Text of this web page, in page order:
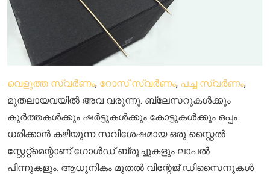
വെളുത്ത സ്വർണം, റോസ് സ്വർണം, പച്ച സ്വർണം,
മുതലായവയിൽ അവ വരുന്നു. ബ്ലേസറുകൾക്കും
കുർത്തകൾക്കും ഷർട്ടുകൾക്കും കോട്ടുകൾക്കും ഒപ്പം
ധരിക്കാൻ കഴിയുന്ന സവിശേഷമായ ഒരു സ്റ്റൈൽ
സ്റ്റേറ്റ്മെന്റാണ് ഗോൾഡ് ബ്രൂച്ചുകളും ലാപൽ
പിന്നുകളും. ആധുനികം മുതൽ വിന്റേജ് ഡിസൈനുകൾ